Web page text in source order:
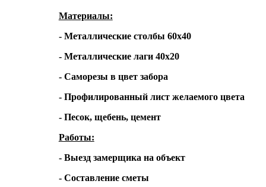
Материалы:
- Металлические столбы 60х40
- Металлические лаги 40х20
- Саморезы в цвет забора
- Профилированный лист желаемого цвета
- Песок, щебень, цемент
Работы:
- Выезд замерщика на объект
- Составление сметы